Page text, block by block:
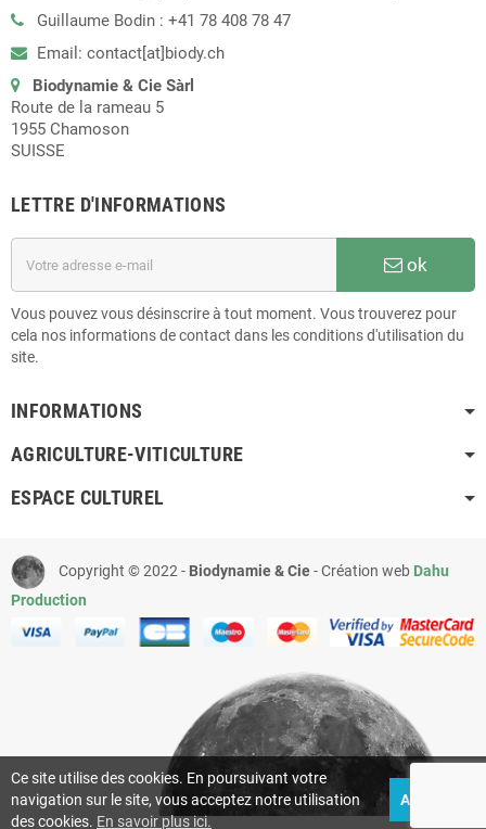
Guillaume Bodin : +41 78 408 78 47
Email: contact[at]biody.ch
Biodynamie & Cie Sàrl
Route de la rameau 5
1955 Chamoson
SUISSE
LETTRE D'INFORMATIONS
ok
Vous pouvez vous désinscrire à tout moment. Vous trouverez pour
cela nos informations de contact dans les conditions d'utilisation du
site.
INFORMATIONS
AGRICULTURE-VITICULTURE
ESPACE CULTUREL
Copyright © 2022 - Biodynamie & Cie- Création web Dahu
Production
Ce site utilise des cookies. En poursuivant votre
navigation sur le site, vous acceptez notre utilisation
des cookies. En savoir plus ici.
ACCEPTEZ